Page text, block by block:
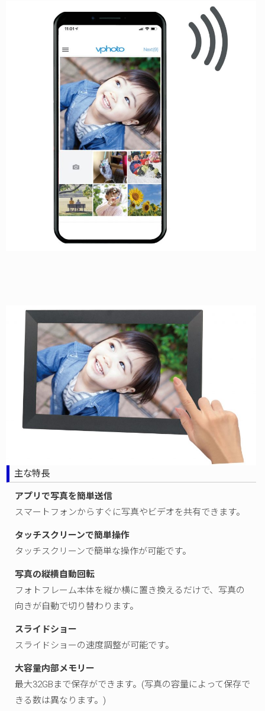
主な特長
アプリで写真を簡単送信
スマートフォンからすぐに写真やビデオを共有できます。
タッチスクリーンで簡単操作
タッチスクリーンで簡単な操作が可能です。
写真の縦横自動回転
フォトフレーム本体を縦か横に置き換えるだけで、写真の
向きが自動で切り替わります。
スライドショー
スライドショーの速度調整が可能です。
大容量内部メモリー
最大32GBまで保存ができます。(写真の容量によって保存で
きる数は異なります。)